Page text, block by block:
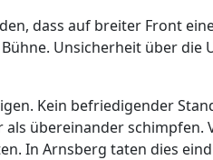
dass auf breiter Front
Unsicherheit über die
. Kein befriedigender
übereinander schimpfen.
In Arnsberg taten dies